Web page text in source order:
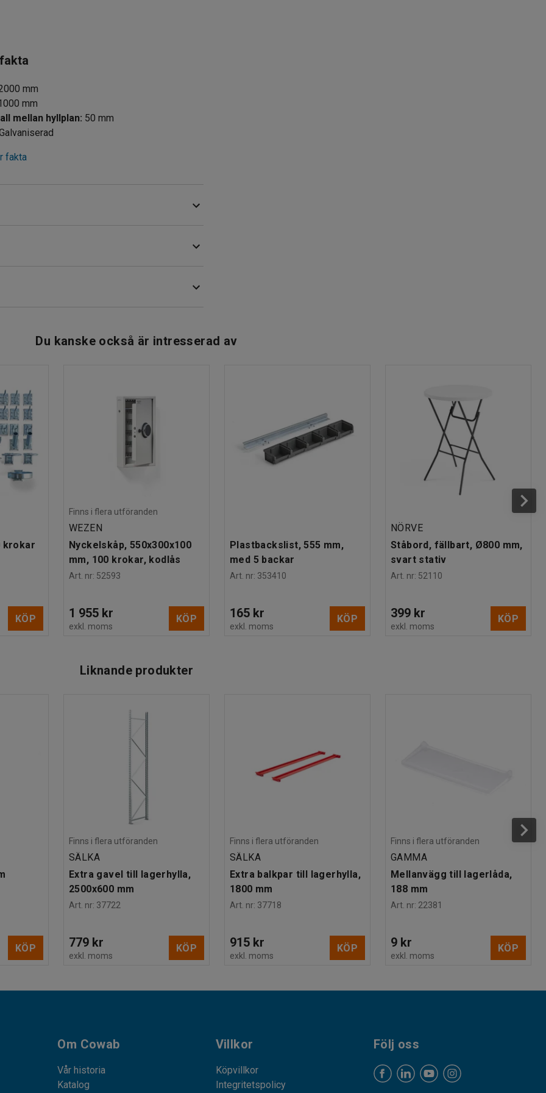
mm
mm
mellan hyllplan: 50 mm
fakta
Du kanske också är intresserad av
krokar
KÖP
Finns i flera utföranden
WEZEN
Nyckelskåp, 550x300x100
mm, 100 krokar, kodlås
Art. nr: 52593
1 955 kr
exkl. moms
KÖP
Plastbackslist, 555 mm,
med 5 backar
Art. nr: 353410
165 kr
exkl. moms
KÖP
NÖRVE
Ståbord, fällbart, Ø800 mm,
svart stativ
Art. nr: 52110
399 kr
exkl. moms
KÖP
Liknande produkter
KÖP
Finns i flera utföranden
SÄLKA
Extra gavel till lagerhylla,
2500x600 mm
Art. nr: 37722
779 kr
exkl. moms
KÖP
Finns i flera utföranden
SÄLKA
Extra balkpar till lagerhylla,
1800 mm
Art. nr: 37718
915 kr
exkl. moms
KÖP
Finns i flera utföranden
GAMMA
Mellanvägg till lagerlåda,
188 mm
Art. nr: 22381
9 kr
exkl. moms
KÖP
Om Cowab
Vår historia
Katalog
Villkor
Köpvillkor
Integritetspolicy
Följ oss